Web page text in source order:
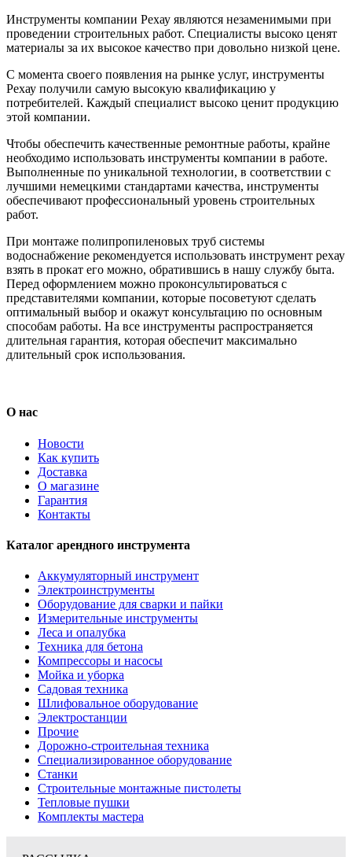
Инструменты компании Рехау являются незаменимыми при
проведении строительных работ. Специалисты высоко ценят
материалы за их высокое качество при довольно низкой цене.
С момента своего появления на рынке услуг, инструменты
Рехау получили самую высокую квалификацию у
потребителей. Каждый специалист высоко ценит продукцию
этой компании.
Чтобы обеспечить качественные ремонтные работы, крайне
необходимо использовать инструменты компании в работе.
Выполненные по уникальной технологии, в соответствии с
лучшими немецкими стандартами качества, инструменты
обеспечивают профессиональный уровень строительных
работ.
При монтаже полипропиленовых труб системы
водоснабжение рекомендуется использовать инструмент рехау
взять в прокат его можно, обратившись в нашу службу быта.
Перед оформлением можно проконсультироваться с
представителями компании, которые посоветуют сделать
оптимальный выбор и окажут консультацию по основным
способам работы. На все инструменты распространяется
длительная гарантия, которая обеспечит максимально
длительный срок использования.
О нас
Новости
Как купить
Доставка
О магазине
Гарантия
Контакты
Каталог арендного инструмента
Аккумуляторный инструмент
Электроинструменты
Оборудование для сварки и пайки
Измерительные инструменты
Леса и опалубка
Техника для бетона
Компрессоры и насосы
Мойка и уборка
Садовая техника
Шлифовальное оборудование
Электростанции
Прочие
Дорожно-строительная техника
Специализированное оборудование
Станки
Строительные монтажные пистолеты
Тепловые пушки
Комплекты мастера